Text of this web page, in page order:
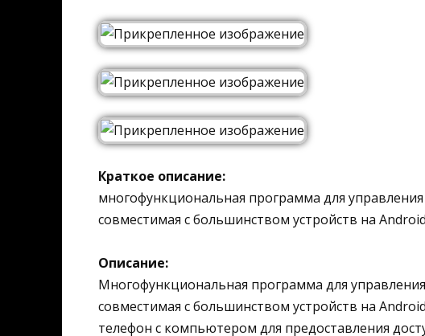
Краткое описание:
многофункциональная программа для
совместимая с большинством устройств на
Описание:
Многофункциональная программа для
совместимая с большинством устройств на
телефон с компьютером для предоставления